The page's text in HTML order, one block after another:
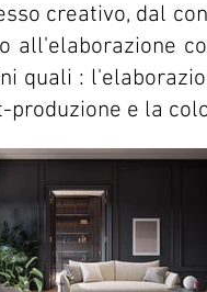
creativo, dal
all'elaborazione
quali :
e la